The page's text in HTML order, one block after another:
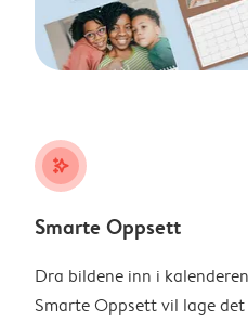
stars_plus
Smarte Oppsett
Dra bildene inn i
Smarte Oppsett vil lage